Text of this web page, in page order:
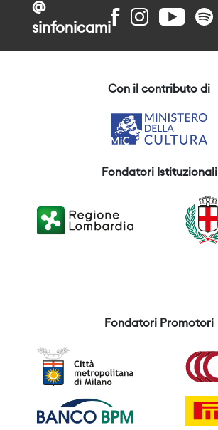
@
sinfonicami
Con il contributo di
Fondatori Istituzionali
Fondatori Promotori